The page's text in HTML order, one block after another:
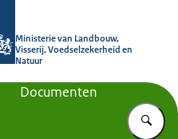
Ministerie van Landbouw,
Visserij, Voedselzekerheid en
Natuur
Documenten